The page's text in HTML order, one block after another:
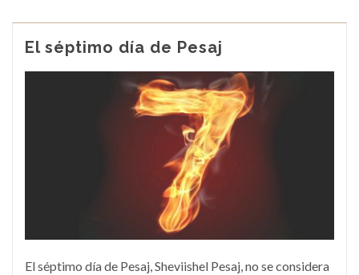
El séptimo día de Pesaj
El séptimo día de Pesaj, Sheviishel Pesaj, no se considera